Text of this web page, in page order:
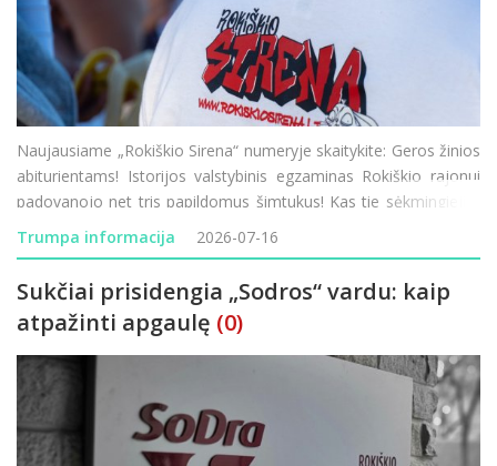
Naujausiame „Rokiškio Sirena“ numeryje skaitykite: Geros žinios
abiturientams! Istorijos valstybinis egzaminas Rokiškio rajonui
padovanojo net tris papildomus šimtukus! Kas tie sėkmingieji ir
kaip sekėsi kitiems mūsų krašto moksleiviams? Mados
naujienos mi
Trumpa informacija 2026-07-16
Sukčiai prisidengia „Sodros“ vardu: kaip
atpažinti apgaulę (0)